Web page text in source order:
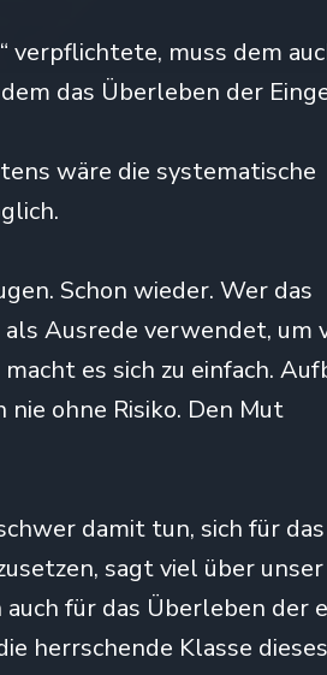
verpflichtete, muss dem
das Überleben der
wäre die systematische
Schon wieder. Wer das
Ausrede verwendet, um
es sich zu einfach.
ohne Risiko. Den Mut
damit tun, sich für das
sagt viel über unser
für das Überleben der
herrschende Klasse